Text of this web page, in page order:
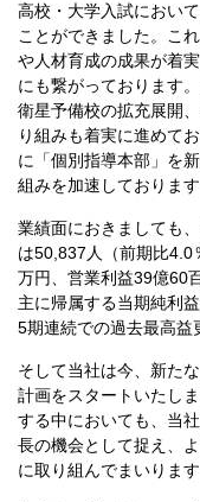
高校・大学入試におい
ことができました。こ
や人材育成の成果が着
にも繋がっております
衛星予備校の拡充展開
り組みも着実に進めて
に「個別指導本部」を
組みを加速しております
業績面におきましても
は50,837人（前期比4.0
万円、営業利益39億60
主に帰属する当期純利
5期連続での過去最高益
そして当社は今、新た
計画をスタートいたし
する中においても、当
長の機会として捉え、
に取り組んでまいります